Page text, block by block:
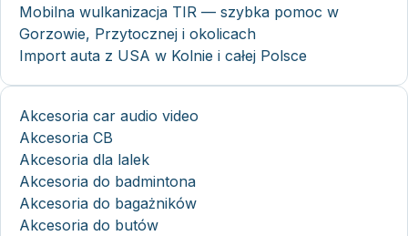
Mobilna wulkanizacja TIR — szybka pomoc w
Gorzowie, Przytocznej i okolicach
Import auta z USA w Kolnie i całej Polsce
Akcesoria car audio video
Akcesoria CB
Akcesoria dla lalek
Akcesoria do badmintona
Akcesoria do bagażników
Akcesoria do butów